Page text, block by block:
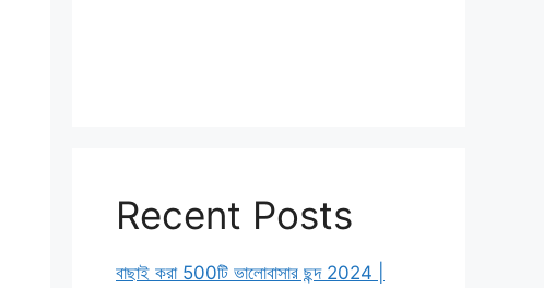
Recent Posts
বাছাই করা 500টি ভালোবাসার ছন্দ 2024 |